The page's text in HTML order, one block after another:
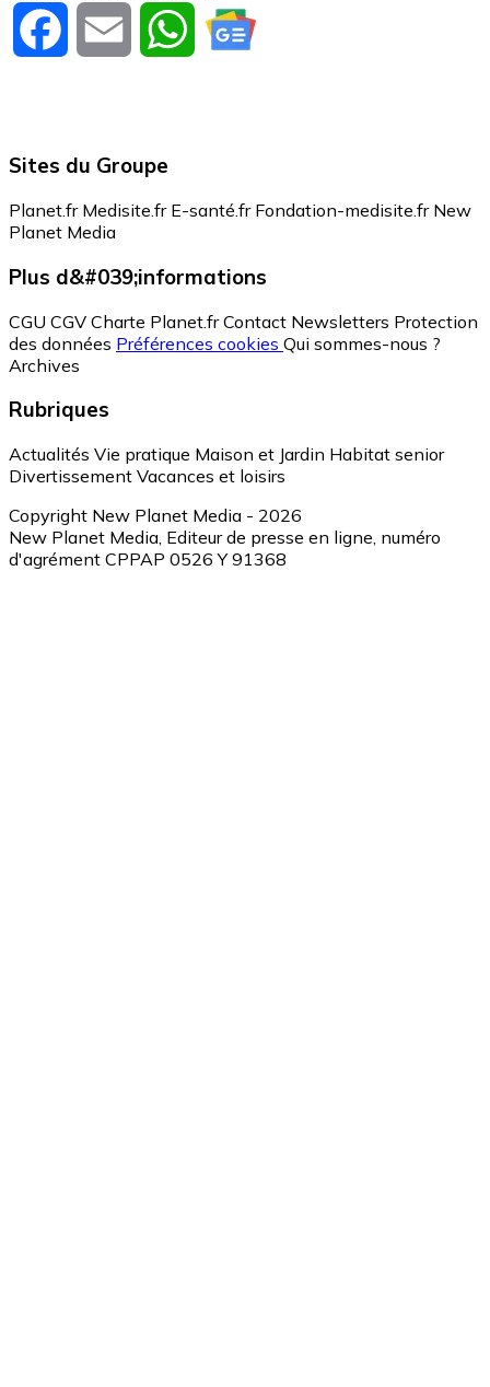
Facebook Email WhatsApp
Sites du Groupe
Planet.fr Medisite.fr E-santé.fr Fondation-medisite.fr New
Planet Media
Plus d&#039;informations
CGU CGV Charte Planet.fr Contact Newsletters Protection
des données Préférences cookies Qui sommes-nous ?
Archives
Rubriques
Actualités Vie pratique Maison et Jardin Habitat senior
Divertissement Vacances et loisirs
Copyright New Planet Media - 2026
New Planet Media, Editeur de presse en ligne, numéro
d'agrément CPPAP 0526 Y 91368